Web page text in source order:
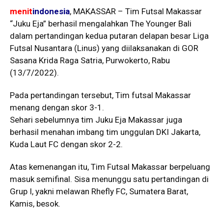
menitindonesia, MAKASSAR – Tim Futsal Makassar
“Juku Eja” berhasil mengalahkan The Younger Bali
dalam pertandingan kedua putaran delapan besar Liga
Futsal Nusantara (Linus) yang diilaksanakan di GOR
Sasana Krida Raga Satria, Purwokerto, Rabu
(13/7/2022).
Pada pertandingan tersebut, Tim futsal Makassar
menang dengan skor 3-1.
Sehari sebelumnya tim Juku Eja Makassar juga
berhasil menahan imbang tim unggulan DKI Jakarta,
Kuda Laut FC dengan skor 2-2.
Atas kemenangan itu, Tim Futsal Makassar berpeluang
masuk semifinal. Sisa menunggu satu pertandingan di
Grup I, yakni melawan Rhefly FC, Sumatera Barat,
Kamis, besok.